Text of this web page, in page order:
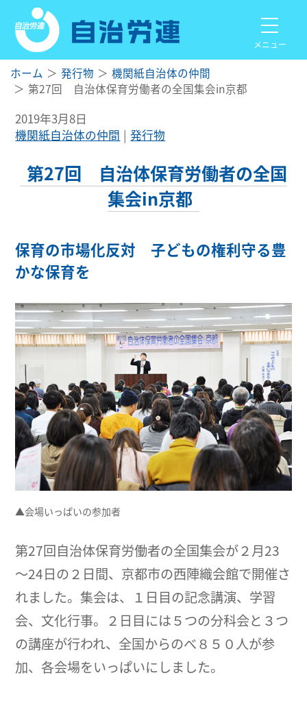
メニュー
ホーム 発行物
機関紙自治体の仲間
第27回 自治体保育労働者の全国集会in京都
2019年3月8日
機関紙自治体の仲間
発行物
第27回 自治体保育労働者の全国
集会in京都
保育の市場化反対 子どもの権利守る豊
かな保育を
▲会場いっぱいの参加者
第27回自治体保育労働者の全国集会が２月23
～24日の２日間、京都市の西陣織会館で開催さ
れました。集会は、１日目の記念講演、学習
会、文化行事。２日目には５つの分科会と３つ
の講座が行われ、全国からのべ８５０人が参
加、各会場をいっぱいにしました。